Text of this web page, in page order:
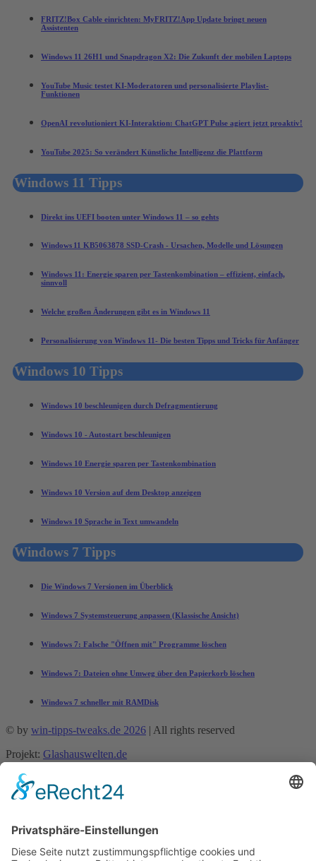
FRITZ!Box Cable einrichten: MyFRITZ!App Update bringt neuen
Assistenten
Windows 11 26H1 und Snapdragon X2: Die Zukunft der mobilen Laptops
YouTube Music testet KI-Moderatoren und personalisierte Playlist-
Funktionen
OpenAI revolutioniert KI-Interaktion: ChatGPT Pulse agiert jetzt proaktiv!
YouTube 2025: So verändert Künstliche Intelligenz die Plattform
Windows 11 Tipps
Direkt ins UEFI booten unter Windows 11 – so gehts
Windows 11 KB5063878 SSD-Crash - Ursachen, Modelle und Lösungen
Windows 11: Energie sparen per Tastenkombination – effizient, einfach,
sinnvoll
Welche großen Änderungen gibt es in Windows 11
Personalisierung von Windows 11- Die besten Tipps und Tricks für Anfänger
Windows 10 Tipps
Windows 10 beschleunigen durch Defragmentierung
Windows 10 - Autostart beschleunigen
Windows 10 Energie sparen per Tastenkombination
Windows 10 Version auf dem Desktop anzeigen
Windows 10 Sprache in Text umwandeln
Windows 7 Tipps
Die Windows 7 Versionen im Überblick
Windows 7 Systemsteuerung anpassen (Klassische Ansicht)
Windows 7: Falsche "Öffnen mit" Programme löschen
Windows 7: Dateien ohne Umweg über den Papierkorb löschen
Windows 7 schneller mit RAMDisk
© by win-tipps-tweaks.de 2026 | All rights reserved
Projekt: Glashauswelten.de
Mobile Menu Toggle
Excel
Outlook